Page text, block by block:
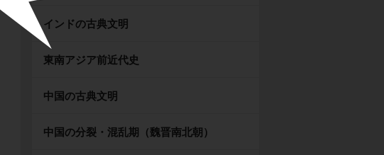
インドの古典文明
東南アジア前近代史
中国の古典文明
中国の分裂・混乱期（魏晋南北朝）